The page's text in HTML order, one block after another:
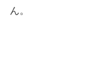
ん。